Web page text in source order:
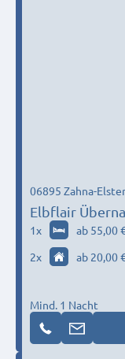
Elbflair
06895 Zahna-Elster
1x ab 55,00
2x ab 20,00
Mind. 1 Nacht